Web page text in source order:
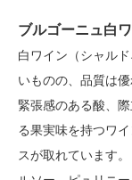
ブルゴーニュ白
白ワイン（シャル
いものの、品質は
緊張感のある酸、
る果実味を持つワ
スが取れています